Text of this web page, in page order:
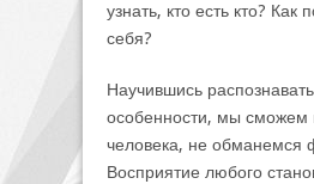
узнать, кто есть кто? Как
себя?
Научившись
особенности, мы сможем
человека, не обманемся
Восприятие любого